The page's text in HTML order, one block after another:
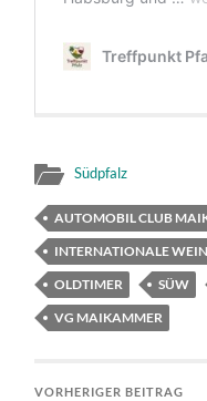
Südpfalz
AUTOMOBIL CLUB
INTERNATIONALE
OLDTIMER
SÜW
VG MAIKAMMER
VORHERIGER BEITRAG